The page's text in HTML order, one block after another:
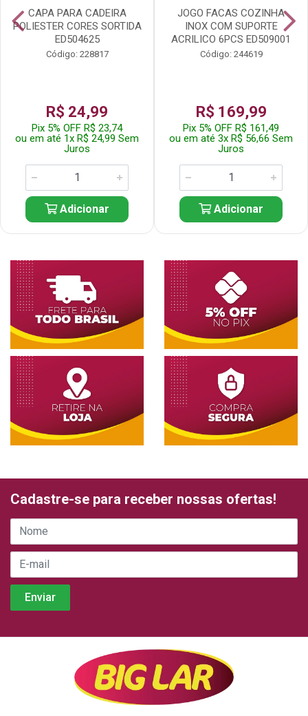
CAPA PARA CADEIRA
POLIESTER CORES SORTIDA
ED504625
Código: 228817
R$ 24,99
Pix 5% OFF R$ 23,74
ou em até 1x R$ 24,99 Sem
Juros
Adicionar
JOGO FACAS COZINHA
INOX COM SUPORTE
ACRILICO 6PCS ED509001
Código: 244619
R$ 169,99
Pix 5% OFF R$ 161,49
ou em até 3x R$ 56,66 Sem
Juros
Adicionar
Cadastre-se para receber nossas ofertas!